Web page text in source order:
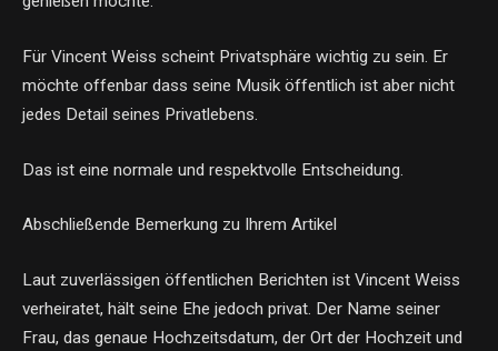
Für Vincent Weiss scheint Privatsphäre wichtig zu sein. Er
möchte offenbar dass seine Musik öffentlich ist aber nicht
jedes Detail seines Privatlebens.
Das ist eine normale und respektvolle Entscheidung.
Abschließende Bemerkung zu Ihrem Artikel
Laut zuverlässigen öffentlichen Berichten ist Vincent Weiss
verheiratet, hält seine Ehe jedoch privat. Der Name seiner
Frau, das genaue Hochzeitsdatum, der Ort der Hochzeit und